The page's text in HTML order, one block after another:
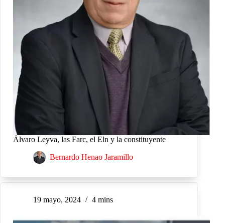
Álvaro Leyva, las Farc, el Eln y la constituyente
Bernardo Henao Jaramillo
19 mayo, 2024 4 mins